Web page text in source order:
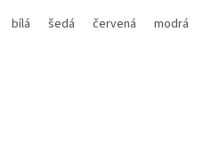
zelená růžová fialová oranžová
bílá šedá červená modrá